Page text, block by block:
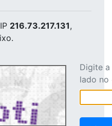
216.73.217.131,
Digite
lado no